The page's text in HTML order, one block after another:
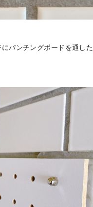
パンチングボードを通した